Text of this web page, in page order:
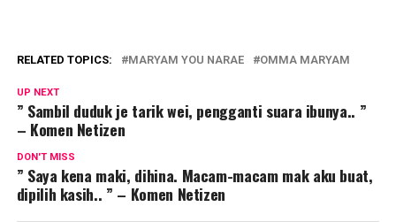
RELATED TOPICS: MARYAM YOU NARAE OMMA MARYAM
UP NEXT
” Sambil duduk je tarik wei, pengganti suara ibunya.. ”
– Komen Netizen
DON'T MISS
” Saya kena maki, dihina. Macam-macam mak aku buat,
dipilih kasih.. ” – Komen Netizen